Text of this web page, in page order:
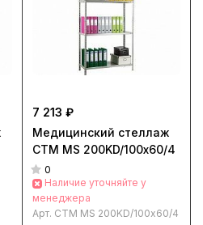
7 213 ₽
Медицинский стеллаж
СТМ MS 200KD/100х60/4
0
Наличие уточняйте у
менеджера
Арт. СТМ MS 200KD/100х60/4